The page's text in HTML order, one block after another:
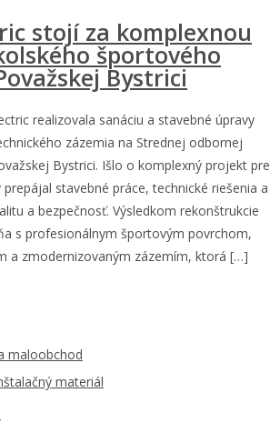
stojí za komplexnou
športového
Bystrici
realizovala sanáciu a stavebné úpravy
zázemia na Strednej odbornej
Bystrici. Išlo o komplexný projekt pre
stavebné práce, technické riešenia a
a bezpečnosť. Výsledkom rekonštrukcie
s profesionálnym športovým povrchom,
a zmodernizovaným zázemím, ktorá […]
maloobchod
materiál